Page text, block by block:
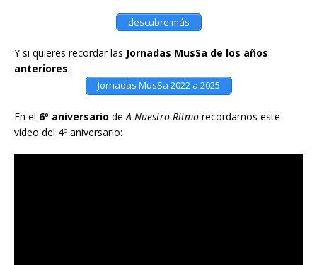
descubre más
Y si quieres recordar las Jornadas MusSa de los años
anteriores:
Jornadas MusSa 2022 a 2025
En el 6º aniversario de A Nuestro Ritmo recordamos este
vídeo del 4º aniversario: